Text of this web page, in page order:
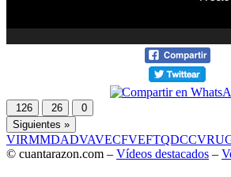
126 26
0
Siguientes »
VIRMMDADVAVECFVEFTQDCCVRU
© cuantarazon.com – Vídeos destacados –